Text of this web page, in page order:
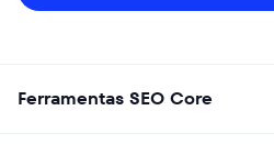
Ferramentas SEO Core